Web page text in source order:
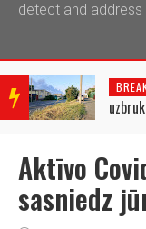
BRE
AKIN
NEW
Aktīvo
sasniedz
detect and address